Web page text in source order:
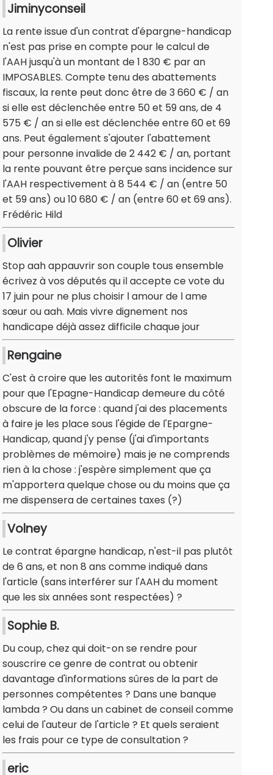
Jiminyconseil
La rente issue d'un contrat d'épargne-handicap
n'est pas prise en compte pour le calcul de
l'AAH jusqu'à un montant de 1 830 € par an
IMPOSABLES. Compte tenu des abattements
fiscaux, la rente peut donc être de 3 660 € / an
si elle est déclenchée entre 50 et 59 ans, de 4
575 € / an si elle est déclenchée entre 60 et 69
ans. Peut également s'ajouter l'abattement
pour personne invalide de 2 442 € / an, portant
la rente pouvant être perçue sans incidence sur
l'AAH respectivement à 8 544 € / an (entre 50
et 59 ans) ou 10 680 € / an (entre 60 et 69 ans).
Frédéric Hild
Olivier
Stop aah appauvrir son couple tous ensemble
écrivez à vos députés qu il accepte ce vote du
17 juin pour ne plus choisir l amour de l ame
sœur ou aah. Mais vivre dignement nos
handicape déjà assez difficile chaque jour
Rengaine
C'est à croire que les autorités font le maximum
pour que l'Epagne-Handicap demeure du côté
obscure de la force : quand j'ai des placements
à faire je les place sous l'égide de l'Epargne-
Handicap, quand j'y pense (j'ai d'importants
problèmes de mémoire) mais je ne comprends
rien à la chose : j'espère simplement que ça
m'apportera quelque chose ou du moins que ça
me dispensera de certaines taxes (?)
Volney
Le contrat épargne handicap, n'est-il pas plutôt
de 6 ans, et non 8 ans comme indiqué dans
l'article (sans interférer sur l'AAH du moment
que les six années sont respectées) ?
Sophie B.
Du coup, chez qui doit-on se rendre pour
souscrire ce genre de contrat ou obtenir
davantage d'informations sûres de la part de
personnes compétentes ? Dans une banque
lambda ? Ou dans un cabinet de conseil comme
celui de l'auteur de l'article ? Et quels seraient
les frais pour ce type de consultation ?
eric